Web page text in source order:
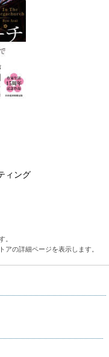
ィング
。
アの詳細ページを表示します。